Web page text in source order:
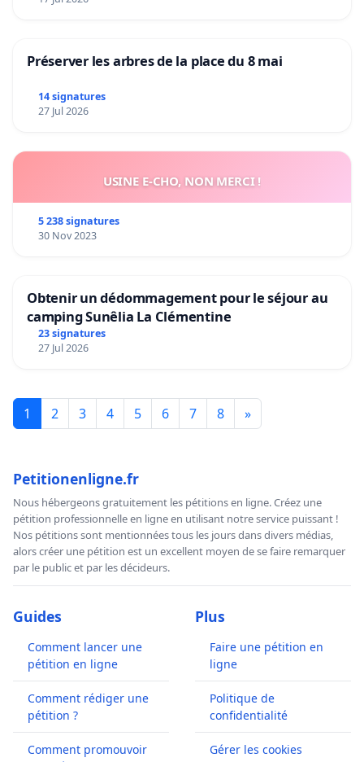
Préserver les arbres de la place du 8 mai
14 signatures
27 Jul 2026
USINE E-CHO, NON MERCI !
5 238 signatures
30 Nov 2023
Obtenir un dédommagement pour le séjour au
camping Sunêlia La Clémentine
23 signatures
27 Jul 2026
1 2 3 4 5 6 7 8 »
Petitionenligne.fr
Nous hébergeons gratuitement les pétitions en ligne. Créez une
pétition professionnelle en ligne en utilisant notre service puissant !
Nos pétitions sont mentionnées tous les jours dans divers médias,
alors créer une pétition est un excellent moyen de se faire remarquer
par le public et par les décideurs.
Guides
Comment lancer une
pétition en ligne
Comment rédiger une
pétition ?
Comment promouvoir
Plus
Faire une pétition en
ligne
Politique de
confidentialité
Gérer les cookies